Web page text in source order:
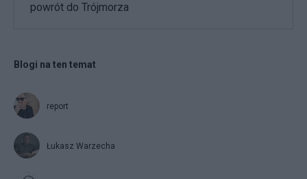
powrót do Trójmorza
Blogi na ten temat
report
Łukasz Warzecha